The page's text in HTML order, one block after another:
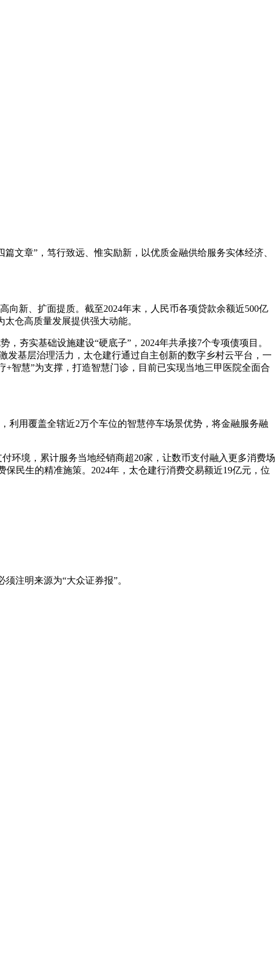
文章”，笃行致远、惟实励新，以优质金融供给服务实体经济、
向新、扩面提质。截至2024年末，人民币各项贷款余额近500亿
仓高质量发展提供强大动能。
夯实基础设施建设“硬底子”，2024年共承接7个专项债项目。
发基层治理活力，太仓建行通过自主创新的数字乡村云平台，一
智慧”为支撑，打造智慧门诊，目前已实现当地三甲医院全面合
利用覆盖全辖近2万个车位的智慧停车场景优势，将金融服务融
环境，累计服务当地经销商超20家，让数币支付融入更多消费场
民生的精准施策。2024年，太仓建行消费交易额近19亿元，位
注明来源为“大众证券报”。